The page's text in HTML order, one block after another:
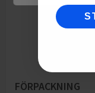
FÖRPACKNING